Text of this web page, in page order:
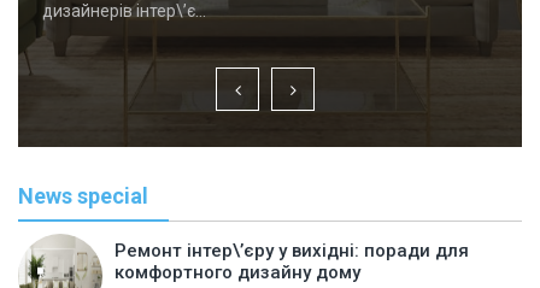
дизайнерів інтер\’є…
News special
Ремонт інтер\’єру у вихідні: поради для
комфортного дизайну дому